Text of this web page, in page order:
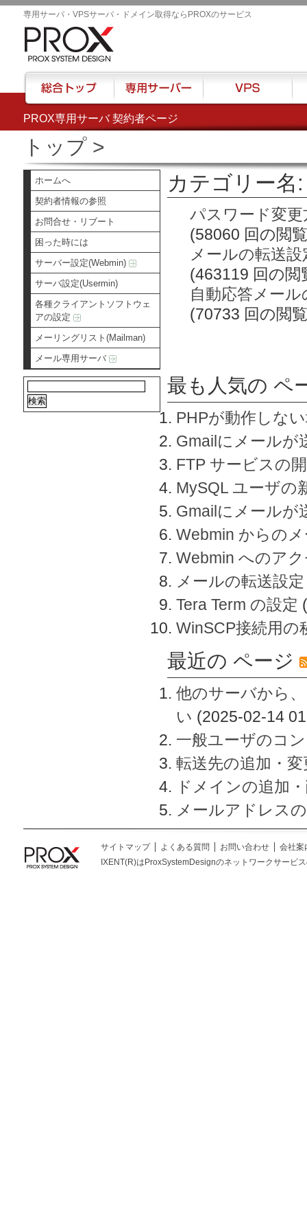
PROX専用サーバ 契約者ページ
専用サーバ・VPSサーバ・ドメイン取得ならPROXのサービス
トップ>
ホームへ
契約者情報の参照
お問合せ・リブート
困った時には
サーバー設定(Webmin)
サーバ設定(Usermin)
各種クライアントソフトウェ
アの設定
メーリングリスト(Mailman)
メール専用サーバ
カテゴリー名
パスワード変更
(58060 回の閲
メールの転送設
(463119 回の閲
自動応答メール
(70733 回の閲
最も人気の ペ
PHPが動作しな
Gmailにメールが
FTP サービスの
MySQL ユーザの
Gmailにメールが
Webmin からの
Webmin へのア
メールの転送設定
Tera Term の設定
WinSCP接続用の
最近の ページ
他のサーバから
い (2025-02-14
一般ユーザのコ
転送先の追加・
ドメインの追加
メールアドレス
総合トップ 専用サーバー VPS ハ
サイトマップ よくある質問 お問い合わせ
会社案
IXENT(R)はProxSystemDesignのネットワークサービ